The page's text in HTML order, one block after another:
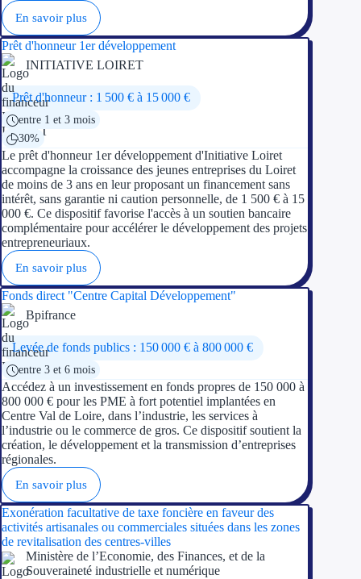
En savoir plus
Prêt d'honneur 1er développement
INITIATIVE LOIRET
Prêt d'honneur : 1 500 € à 15 000 €
entre 1 et 3 mois
30%
Le prêt d'honneur 1er développement d'Initiative Loiret
accompagne la croissance des jeunes entreprises du Loiret
de moins de 3 ans en leur proposant un financement sans
intérêt, sans garantie ni caution personnelle, de 1 500 € à 15
000 €. Ce dispositif favorise l'accès à un soutien bancaire
complémentaire pour accélérer le développement des projets
entrepreneuriaux.
En savoir plus
Fonds direct "Centre Capital Développement"
Bpifrance
Levée de fonds publics : 150 000 € à 800 000 €
entre 3 et 6 mois
Accédez à un investissement en fonds propres de 150 000 à
800 000 € pour les PME à fort potentiel implantées en
Centre Val de Loire, dans l’industrie, les services à
l’industrie ou le commerce de gros. Ce dispositif soutient la
création, le développement et la transmission d’entreprises
régionales.
En savoir plus
Exonération facultative de taxe foncière en faveur des
activités artisanales ou commerciales situées dans les zones
de revitalisation des centres-villes
Ministère de l’Economie, des Finances, et de la
Souveraineté industrielle et numérique